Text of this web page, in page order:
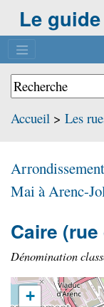
Le
Accueil > Les
Mai à Arenc-
Caire (rue
Dénomination
+